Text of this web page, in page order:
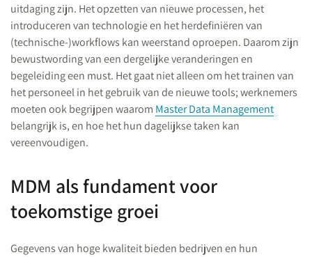
uitdaging zijn. Het opzetten van nieuwe processen, het
introduceren van technologie en het herdefiniëren van
(technische-)workflows kan weerstand oproepen. Daarom zijn
bewustwording van een dergelijke veranderingen en
begeleiding een must. Het gaat niet alleen om het trainen van
het personeel in het gebruik van de nieuwe tools; werknemers
moeten ook begrijpen waarom Master Data Management
belangrijk is, en hoe het hun dagelijkse taken kan
vereenvoudigen.
MDM als fundament voor
toekomstige groei
Gegevens van hoge kwaliteit bieden bedrijven en hun